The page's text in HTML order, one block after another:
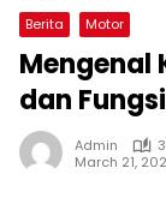
Berita Motor
Mengenal
dan
Admin
March 21,